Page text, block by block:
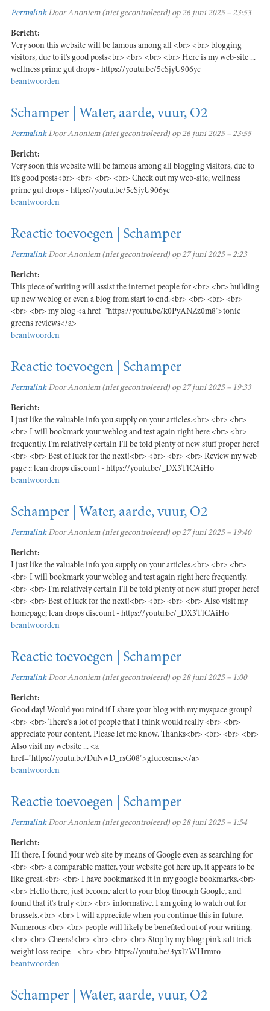
PermalinkDoorAnoniem (niet gecontroleerd) op 26 juni 2025 – 23:53
Bericht:
Very soon this website will be famous among all <br> <br> blogging
visitors, due to it's good posts<br> <br> <br> <br> Here is my web-site ...
wellness prime gut drops - https://youtu.be/5cSjyU906yc
beantwoorden
Schamper | Water, aarde, vuur, O2
PermalinkDoorAnoniem (niet gecontroleerd) op 26 juni 2025 – 23:55
Bericht:
Very soon this website will be famous among all blogging visitors, due to
it's good posts<br> <br> <br> <br> Check out my web-site; wellness
prime gut drops - https://youtu.be/5cSjyU906yc
beantwoorden
Reactie toevoegen | Schamper
PermalinkDoorAnoniem (niet gecontroleerd) op 27 juni 2025 – 2:23
Bericht:
This piece of writing will assist the internet people for <br> <br> building
up new weblog or even a blog from start to end.<br> <br> <br> <br>
<br> <br> my blog <a href="https://youtu.be/k0PyANZz0m8">tonic
greens reviews</a>
beantwoorden
Reactie toevoegen | Schamper
PermalinkDoorAnoniem (niet gecontroleerd) op 27 juni 2025 – 19:33
Bericht:
I just like the valuable info you supply on your articles.<br> <br> <br>
<br> I will bookmark your weblog and test again right here <br> <br>
frequently. I'm relatively certain I'll be told plenty of new stuff proper here!
<br> <br> Best of luck for the next!<br> <br> <br> <br> Review my web
page :: lean drops discount - https://youtu.be/_DX3TlCAiHo
beantwoorden
Schamper | Water, aarde, vuur, O2
PermalinkDoorAnoniem (niet gecontroleerd) op 27 juni 2025 – 19:40
Bericht:
I just like the valuable info you supply on your articles.<br> <br> <br>
<br> I will bookmark your weblog and test again right here frequently.
<br> <br> I'm relatively certain I'll be told plenty of new stuff proper here!
<br> <br> Best of luck for the next!<br> <br> <br> <br> Also visit my
homepage; lean drops discount - https://youtu.be/_DX3TlCAiHo
beantwoorden
Reactie toevoegen | Schamper
PermalinkDoorAnoniem (niet gecontroleerd) op 28 juni 2025 – 1:00
Bericht:
Good day! Would you mind if I share your blog with my myspace group?
<br> <br> There's a lot of people that I think would really <br> <br>
appreciate your content. Please let me know. Thanks<br> <br> <br> <br>
Also visit my website ... <a
href="https://youtu.be/DuNwD_rsG08">glucosense</a>
beantwoorden
Reactie toevoegen | Schamper
PermalinkDoorAnoniem (niet gecontroleerd) op 28 juni 2025 – 1:54
Bericht:
Hi there, I found your web site by means of Google even as searching for
<br> <br> a comparable matter, your website got here up, it appears to be
like great.<br> <br> I have bookmarked it in my google bookmarks.<br>
<br> Hello there, just become alert to your blog through Google, and
found that it's truly <br> <br> informative. I am going to watch out for
brussels.<br> <br> I will appreciate when you continue this in future.
Numerous <br> <br> people will likely be benefited out of your writing.
<br> <br> Cheers!<br> <br> <br> <br> Stop by my blog: pink salt trick
weight loss recipe - <br> <br> https://youtu.be/3yxl7WHrmro
beantwoorden
Schamper | Water, aarde, vuur, O2